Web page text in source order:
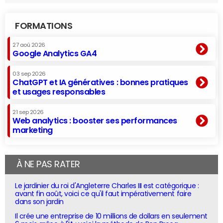
FORMATIONS
27 aoû 2026
Google Analytics GA4
03 sep 2026
ChatGPT et IA génératives : bonnes pratiques
et usages responsables
21 sep 2026
Web analytics : booster ses performances
marketing
À NE PAS RATER
Le jardinier du roi d'Angleterre Charles III est catégorique :
avant fin août, voici ce qu'il faut impérativement faire
dans son jardin
Il crée une entreprise de 10 millions de dollars en seulement